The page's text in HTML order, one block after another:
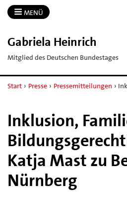
MENÜ
Gabriela Heinrich
Mitglied des Deutschen Bundestages
Start › Presse › Pressemitteilungen ›
Inklusion,
Katja Mast zu
Nürnberg